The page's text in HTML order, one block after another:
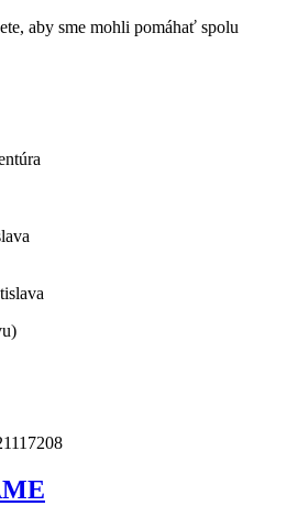
aby sme mohli pomáhať spolu